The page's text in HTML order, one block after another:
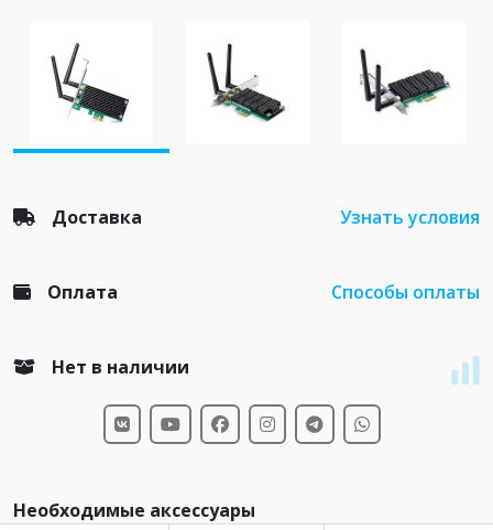
Доставка Узнать условия
Оплата Способы оплаты
Нет в наличии
Необходимые аксессуары